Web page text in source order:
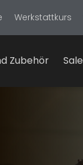
Werkstattkurs
Zubehör Sale